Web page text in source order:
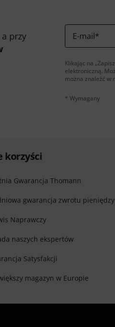
przy
E-mail*
Klikając na
elektroniczną.
można znaleźć w
* Wymagany
korzyści
Gwarancja Thomann
gwarancja zwrotu pieniędzy
Naprawczy
naszych ekspertów
Satysfakcji
magazyn w Europie